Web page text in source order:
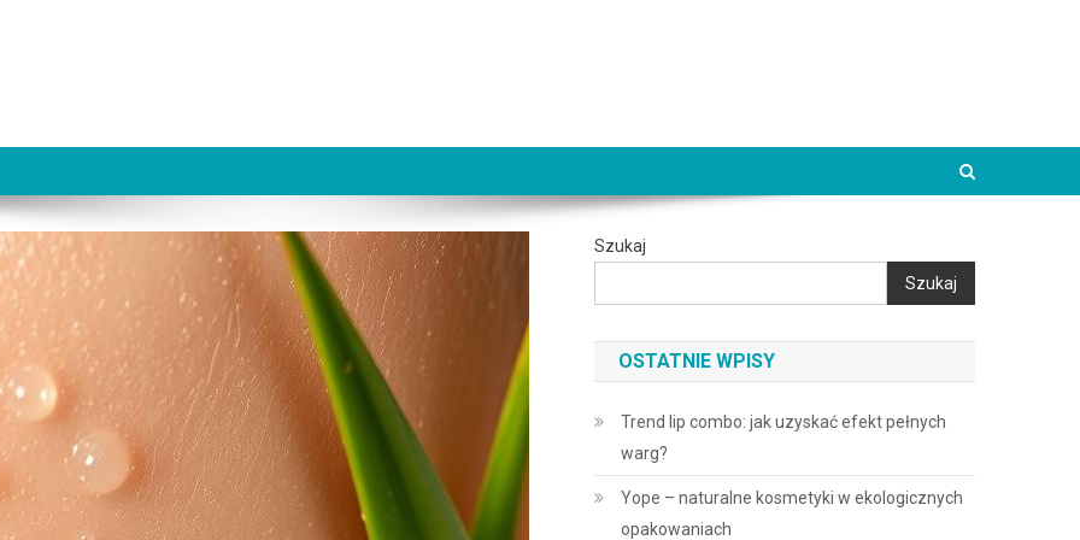
Szukaj
Szukaj
OSTATNIE WPISY
Trend lip combo: jak uzyskać efekt pełnych
warg?
Yope – naturalne kosmetyki w ekologicznych
opakowaniach